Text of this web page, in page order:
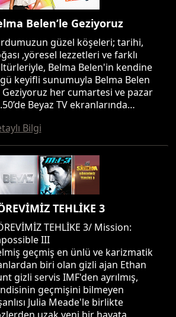
Belen’le Geziyoruz
güzel köşeleri; tarihi,
,yöresel lezzetleri ve farklı
Belma Belen'in kendine
keyifli sunumuyla Belma Belen
Geziyoruz her cumartesi ve pazar
Beyaz TV ekranlarında…
Bilgi
TEHLİKE 3
TEHLİKE 3/ Mission:
III
geçmiş en ünlü ve karizmatik
biri olan gizli ajan Ethan
gizli servis IMF'den ayrılmış,
geçmişini bilmeyen
Julia Meade'le birlikte